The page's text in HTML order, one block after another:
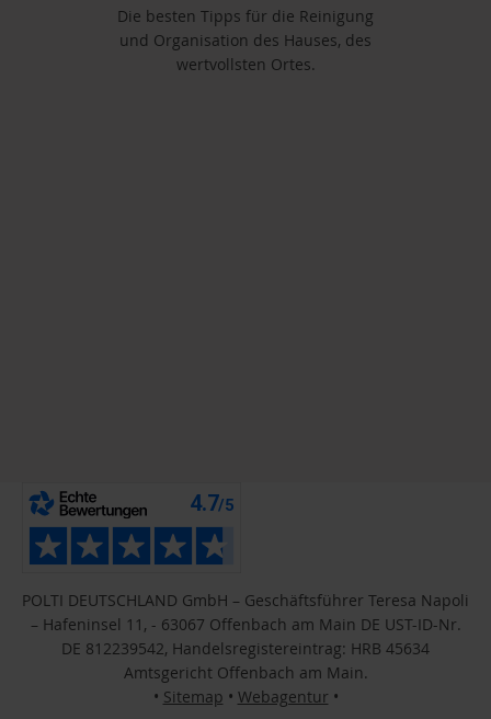
Die besten Tipps für die Reinigung
und Organisation des Hauses, des
wertvollsten Ortes.
POLTI DEUTSCHLAND GmbH – Geschäftsführer Teresa Napoli
– Hafeninsel 11, - 63067 Offenbach am Main DE UST-ID-Nr.
DE 812239542, Handelsregistereintrag: HRB 45634
Amtsgericht Offenbach am Main.
• Sitemap • Webagentur •